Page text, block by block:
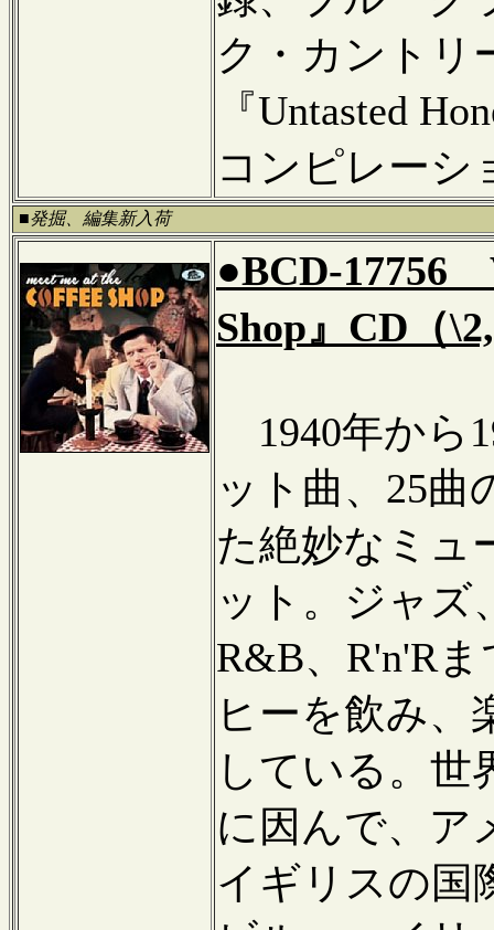
ク・カントリ
『Untasted
コンピレーシ
■発掘、編集新入荷
●BCD-17756
Shop』CD（
1940年から
ット曲、25曲
た絶妙なミュ
ット。ジャズ
R&B、R'n'R
ヒーを飲み、
している。世
に因んで、ア
イギリスの国